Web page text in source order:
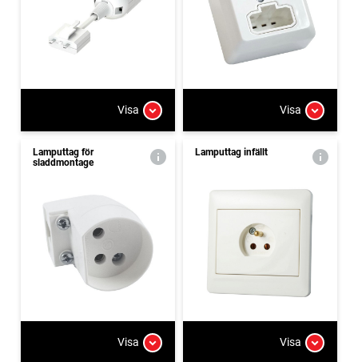
Visa Visa
Lamputtag för
sladdmontage
Visa
Lamputtag infällt
Visa